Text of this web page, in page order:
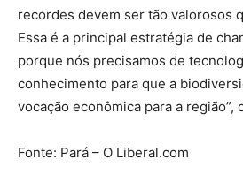
recordes devem ser tão valorosos
Essa é a principal estratégia de
porque nós precisamos de
conhecimento para que a
vocação econômica para a região”,
Fonte: Pará – O Liberal.com